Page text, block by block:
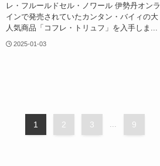
レ・フルールドセル・ノワール 伊勢丹オンラ
インで発売されていたカンタン・バイィの大
人気商品「コフレ・トリュフ」を入手しま...
2025-01-03
1 2 3 ... 9